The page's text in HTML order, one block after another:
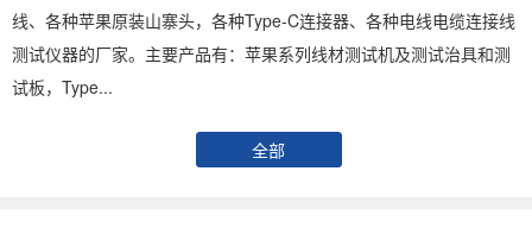
线、各种苹果原装山寨头，各种Type-C连接器、各种电线电缆连接线
测试仪器的厂家。主要产品有：苹果系列线材测试机及测试治具和测
试板，Type...
全部